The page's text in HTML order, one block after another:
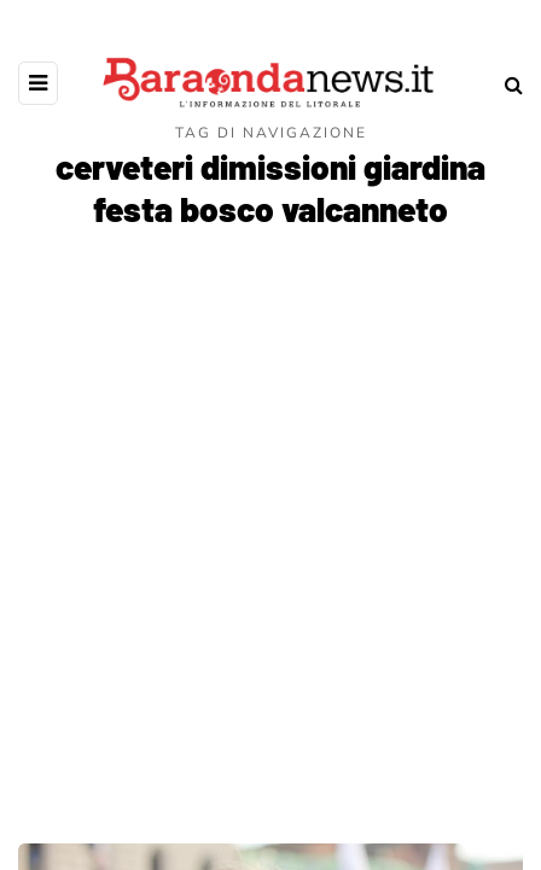
TAG DI NAVIGAZIONE
cerveteri dimissioni giardina
festa bosco valcanneto